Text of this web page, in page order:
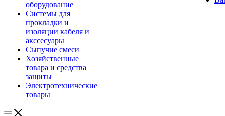
оборудование
Системы для
прокладки и
изоляции кабеля и
акссесуары
Сыпучие смеси
Хозяйственные
товара и средства
защиты
Электротехнические
товары